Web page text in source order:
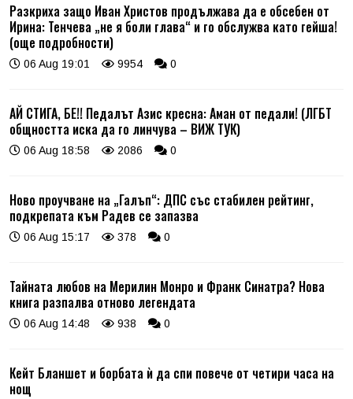
Разкриха защо Иван Христов продължава да е обсебен от
Ирина: Тенчева „не я боли глава“ и го обслужва като гейша!
(още подробности)
06 Aug 19:01 9954 0
АЙ СТИГА, БЕ!! Педалът Азис кресна: Аман от педали! (ЛГБТ
общността иска да го линчува – ВИЖ ТУК)
06 Aug 18:58 2086 0
Ново проучване на „Галъп“: ДПС със стабилен рейтинг,
подкрепата към Радев се запазва
06 Aug 15:17 378 0
Тайната любов на Мерилин Монро и Франк Синатра? Нова
книга разпалва отново легендата
06 Aug 14:48 938 0
Кейт Бланшет и борбата ѝ да спи повече от четири часа на
нощ